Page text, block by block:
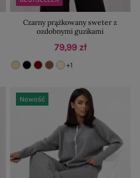
Czarny prążkowany sweter z
ozdobnymi guzikami
79,99 zł
+1
Nowość